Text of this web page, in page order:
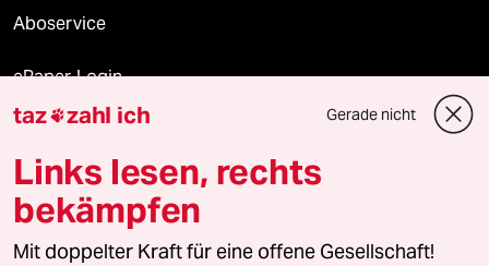
Aboservice
ePaper Login
Downloads für Abonnierende
© 2026 taz Verlags und Vertriebs GmbH
Alle Rechte vorbehalten. Bei rechtlichen Fragen oder für Genehmigungen
taz zahl ich Gerade nicht
Links lesen, rechts
bekämpfen
Mit doppelter Kraft für eine offene Gesellschaft!